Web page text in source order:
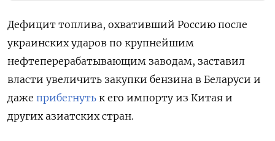
Дефицит топлива, охвативший Россию после
украинских ударов по крупнейшим
нефтеперерабатывающим заводам, заставил
власти увеличить закупки бензина в Беларуси и
даже прибегнуть к его импорту из Китая и
других азиатских стран.